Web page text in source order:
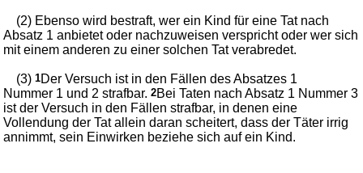
(2) Ebenso wird bestraft, wer ein Kind für eine Tat nach
Absatz 1 anbietet oder nachzuweisen verspricht oder wer sich
mit einem anderen zu einer solchen Tat verabredet.
(3)1Der Versuch ist in den Fällen des Absatzes 1
Nummer 1 und 2 strafbar.2Bei Taten nach Absatz 1 Nummer 3
ist der Versuch in den Fällen strafbar, in denen eine
Vollendung der Tat allein daran scheitert, dass der Täter irrig
annimmt, sein Einwirken beziehe sich auf ein Kind.